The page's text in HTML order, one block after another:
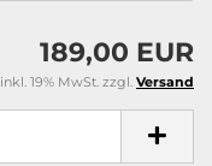
189,00 EUR
inkl. 19% MwSt. zzgl. Versand